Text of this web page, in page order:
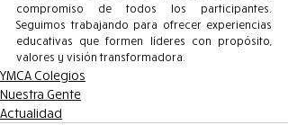
compromiso de todos los participantes.
Seguimos trabajando para ofrecer experiencias
educativas que formen líderes con propósito,
valores y visión transformadora.
YMCA Colegios
Nuestra Gente
Actualidad